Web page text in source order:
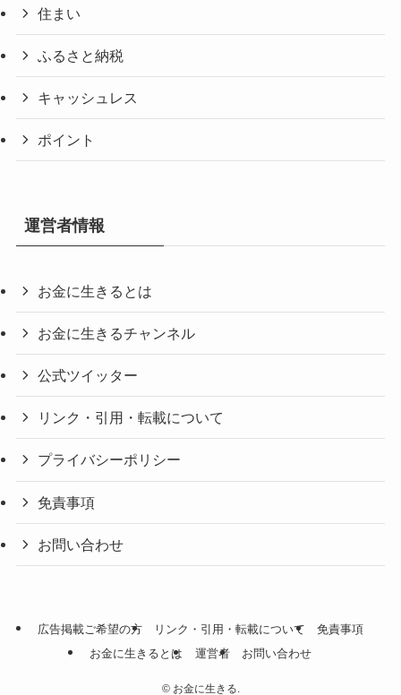
住まい
ふるさと納税
キャッシュレス
ポイント
運営者情報
お金に生きるとは
お金に生きるチャンネル
公式ツイッター
リンク・引用・転載について
プライバシーポリシー
免責事項
お問い合わせ
広告掲載ご希望の方 リンク・引用・転載について
免責事項
お金に生きるとは
運営者 お問い合わせ
©お金に生きる.